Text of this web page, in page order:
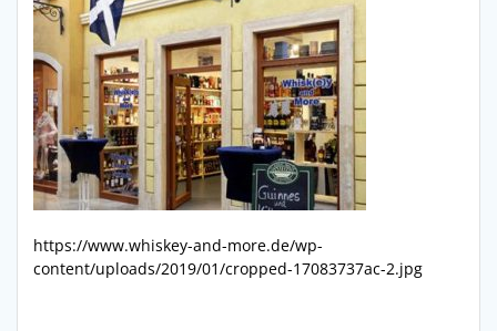
https://www.whiskey-and-more.de/wp-
content/uploads/2019/01/cropped-17083737ac-2.jpg